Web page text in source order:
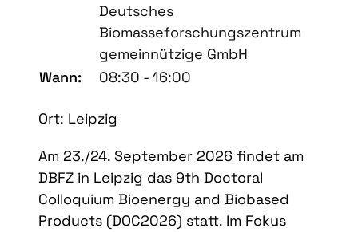
Deutsches
Biomasseforschungszentrum
gemeinnützige GmbH
Wann:
08:30 - 16:00
Ort: Leipzig
Am 23./24. September 2026 findet am
DBFZ in Leipzig das 9th Doctoral
Colloquium Bioenergy and Biobased
Products (DOC2026) statt. Im Fokus